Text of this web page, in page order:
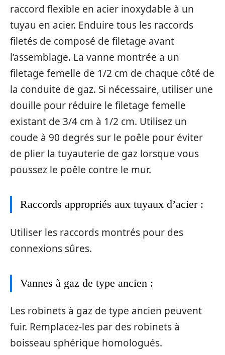
raccord flexible en acier inoxydable à un
tuyau en acier. Enduire tous les raccords
filetés de composé de filetage avant
l’assemblage. La vanne montrée a un
filetage femelle de 1/2 cm de chaque côté de
la conduite de gaz. Si nécessaire, utiliser une
douille pour réduire le filetage femelle
existant de 3/4 cm à 1/2 cm. Utilisez un
coude à 90 degrés sur le poêle pour éviter
de plier la tuyauterie de gaz lorsque vous
poussez le poêle contre le mur.
Raccords appropriés aux tuyaux d’acier :
Utiliser les raccords montrés pour des
connexions sûres.
Vannes à gaz de type ancien :
Les robinets à gaz de type ancien peuvent
fuir. Remplacez-les par des robinets à
boisseau sphérique homologués.